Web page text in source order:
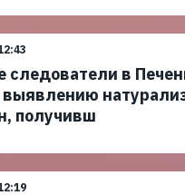
следователи в
выявлению
получивш